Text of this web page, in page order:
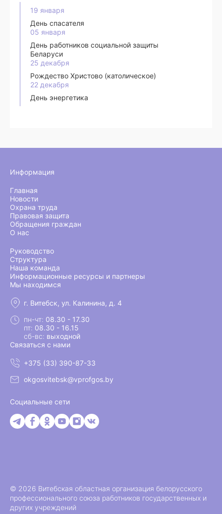
19 января
День спасателя
05 января
День работников социальной защиты
Беларуси
25 декабря
Рождество Христово (католическое)
22 декабря
День энергетика
Информация
Главная
Новости
Охрана труда
Правовая защита
Обращения граждан
О нас
Руководство
Структура
Наша команда
Информационные ресурсы и партнеры
Мы находимся
г. Витебск, ул. Калинина, д. 4
пн-чт: 08.30 - 17.30
пт: 08.30 - 16.15
сб-вс: выходной
Связаться с нами
+375 (33) 390-87-33
okgosvitebsk@vprofgos.by
Социальные сети
© 2026 Витебская областная организация белорусского
профессионального союза работников государственных и
других учреждений